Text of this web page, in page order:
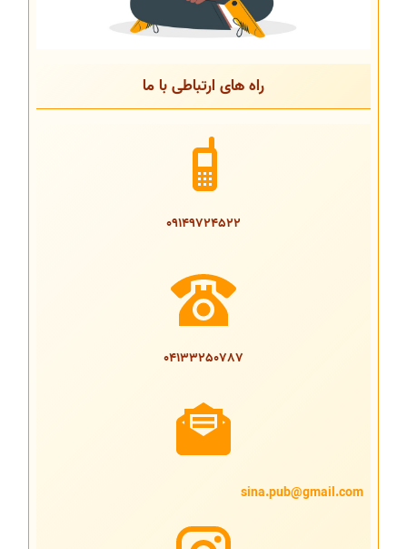
راه های ارتباطی با ما
09149724522
04133250787
sina.pub@gmail.com